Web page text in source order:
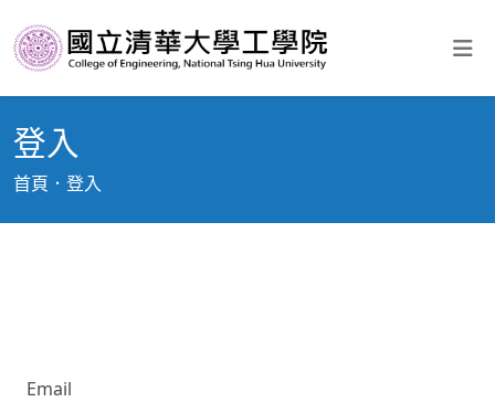
登入
首頁 登入
Email